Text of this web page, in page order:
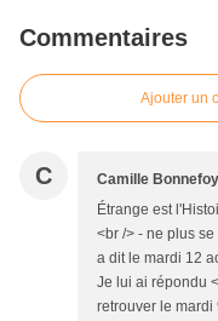
Commentaires
Ajouter un
C Camille Bonnefoy
Étrange est
<br /> - ne plus
a dit le mardi 12
Je lui ai répondu
retrouver le mardi